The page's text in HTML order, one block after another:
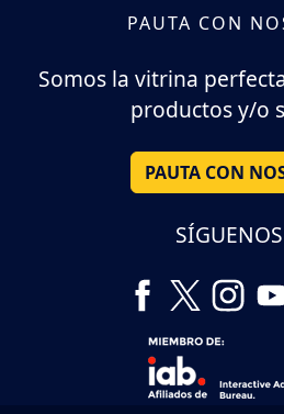
PAUTA CON
Somos la vitrina
productos y/o
PAUTA CON